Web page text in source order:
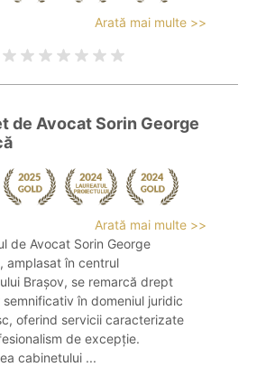
Arată mai multe >>
de Avocat Sorin George
Arată mai multe >>
de Avocat Sorin George
amplasat în centrul
Brașov, se remarcă drept
semnificativ în domeniul juridic
oferind servicii caracterizate
de excepție.
cabinetului ...